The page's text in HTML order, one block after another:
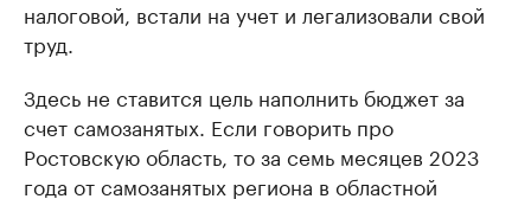
налоговой, встали на учет и легализовали свой
труд.
Здесь не ставится цель наполнить бюджет за
счет самозанятых. Если говорить про
Ростовскую область, то за семь месяцев 2023
года от самозанятых региона в областной